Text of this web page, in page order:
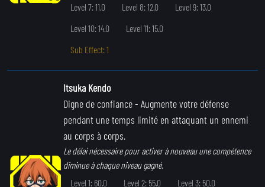
Level 7: 11.0
Level 8: 12.0
Level 9: 13.0
Level 10: 14.0
Level 11: 15.0
Sub Effect: 1
Itsuka Kendo
Digne de confiance- Augmente votre défense
pendant une temps limité en attaquant un ennemi
au corps à corps.
Le délai nécessaire pour activer à nouveau une compétence
diminue à chaque niveau gagné.
Level 1: 60.0
Level 2: 55.0
Level 3: 50.0